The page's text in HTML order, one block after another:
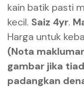
kain batik pasti
kecil. Saiz 4yr.
Harga untuk
(Nota
gambar jika
padangkan